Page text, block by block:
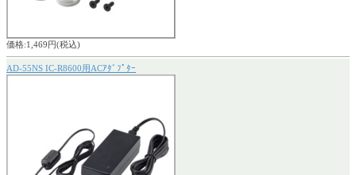
価格:1,469円(税込)
AD-55NS IC-R8600用ACｱﾀﾞﾌﾟﾀｰ